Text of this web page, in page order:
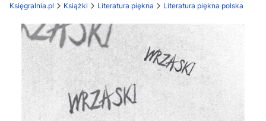
Księgralnia.pl Książki Literatura piękna Literatura piękna polska